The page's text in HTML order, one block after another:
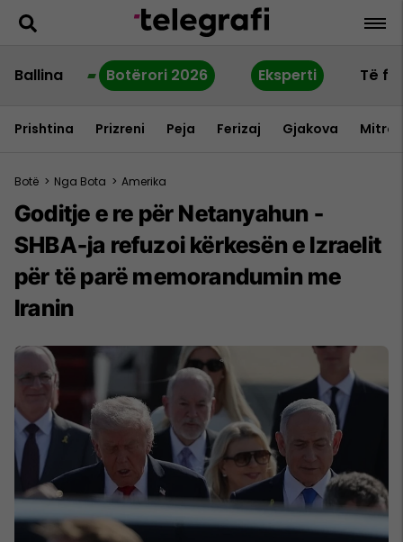
Ballina Botërori 2026 Eksperti Të
Prishtina Prizreni Peja Ferizaj Gjakova
Botë > Nga Bota > Amerika
Goditje e re për Netanyahun -
SHBA-ja refuzoi kërkesën e Izraelit
për të parë memorandumin me
Iranin